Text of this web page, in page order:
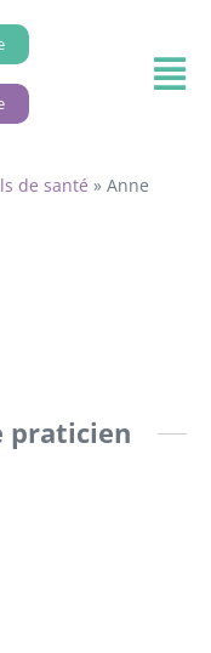
de santé » Anne
praticien